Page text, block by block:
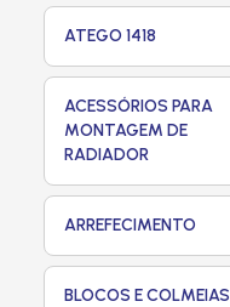
ATEGO 1418
ACESSÓRIOS PARA
MONTAGEM DE
RADIADOR
ARREFECIMENTO
BLOCOS E COLMEIAS